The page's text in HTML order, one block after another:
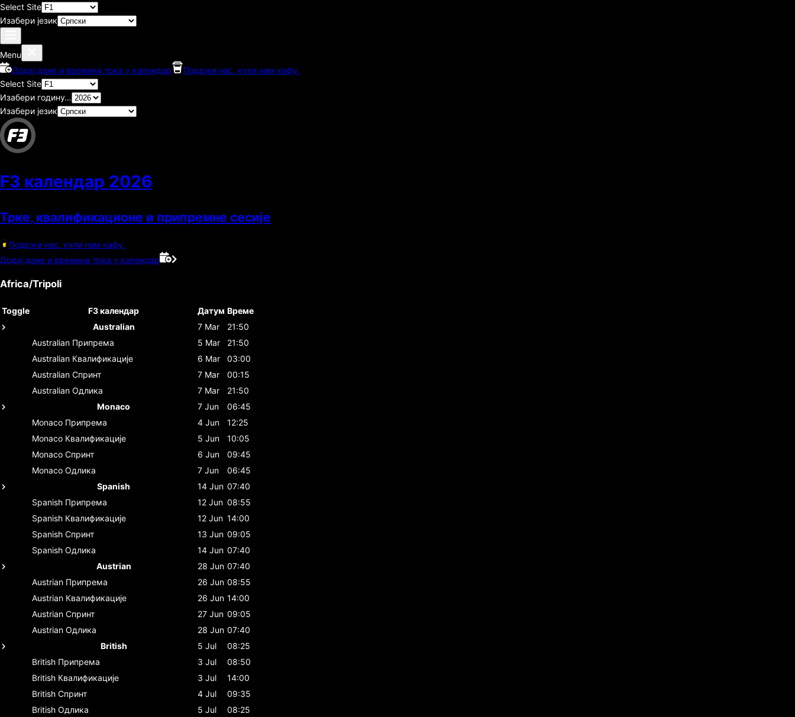
Select Site
Изабери језик
Menu
Додај дане и времена трка у календар
Подржи нас, купи нам кафу.
Select Site
Изабери годину…
Изабери језик
F3 календар 2026
Трке, квалификационе и припремне сесије
Подржи нас, купи нам кафу.
Додај дане и времена трка у календар
Africa/Tripoli
Toggle F3 календар Датум Време
Australian
7 Mar
21:50
Australian Припрема 5 Mar
21:50
Australian Квалификације 6 Mar
03:00
Australian Спринт 7 Mar
00:15
Australian Одлика 7 Mar
21:50
Monaco
7 Jun
06:45
Monaco Припрема 4 Jun
12:25
Monaco Квалификације 5 Jun
10:05
Monaco Спринт 6 Jun
09:45
Monaco Одлика 7 Jun
06:45
Spanish
14 Jun 07:40
Spanish Припрема 12 Jun 08:55
Spanish Квалификације 12 Jun 14:00
Spanish Спринт 13 Jun 09:05
Spanish Одлика 14 Jun 07:40
Austrian
28 Jun 07:40
Austrian Припрема 26 Jun 08:55
Austrian Квалификације 26 Jun 14:00
Austrian Спринт 27 Jun 09:05
Austrian Одлика 28 Jun 07:40
British
5 Jul
08:25
British Припрема 3 Jul
08:50
British Квалификације 3 Jul
14:00
British Спринт 4 Jul
09:35
British Одлика 5 Jul
08:25